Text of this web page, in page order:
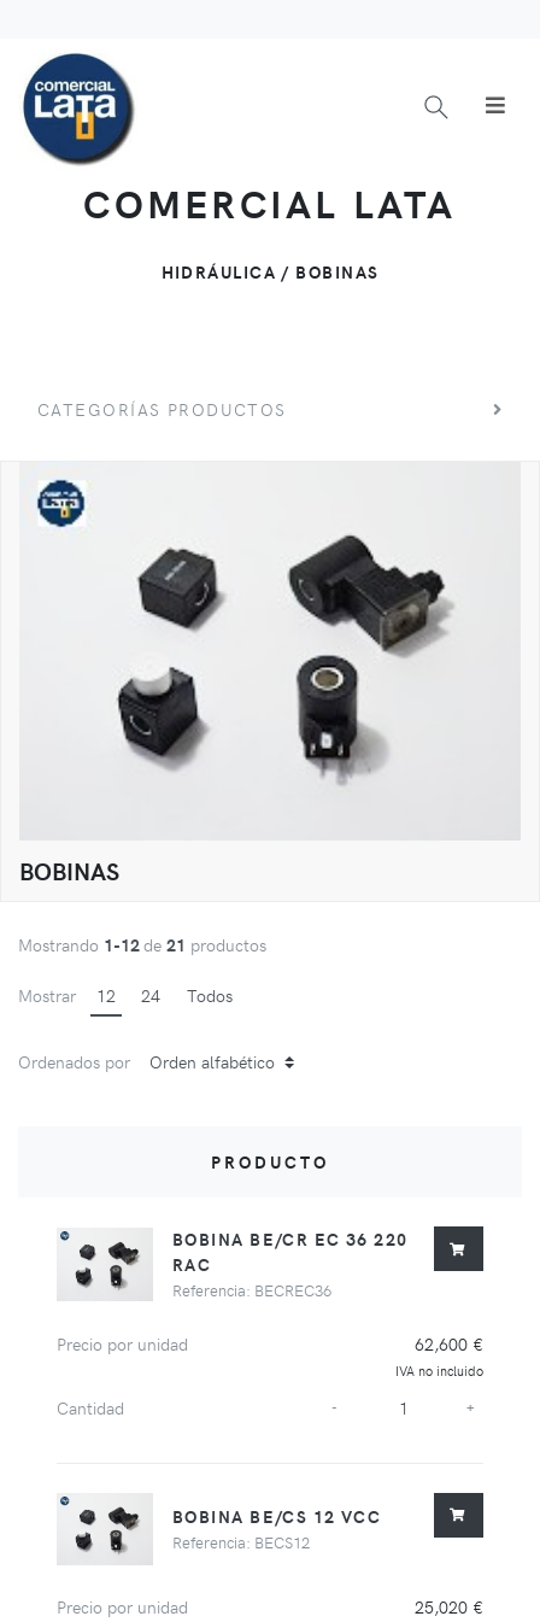
COMERCIAL LATA
HIDRÁULICA / BOBINAS
CATEGORÍAS PRODUCTOS
BOBINAS
Mostrando 1-12de 21 productos
Mostrar 12 24 Todos
Ordenados por
PRODUCTO
BOBINA BE/CR EC 36 220
RAC
Referencia: BECREC36
Precio por unidad 62,600 €
IVA no incluido
Cantidad - +
BOBINA BE/CS 12 VCC
Referencia: BECS12
Precio por unidad 25,020 €